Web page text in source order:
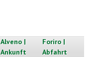
Alveno |
Ankunft
Foriro |
Abfahrt